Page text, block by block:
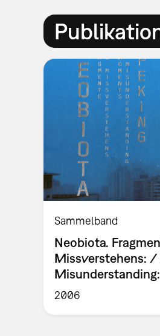
Sammelband
Neobiota.
Missverstehens: /
2006